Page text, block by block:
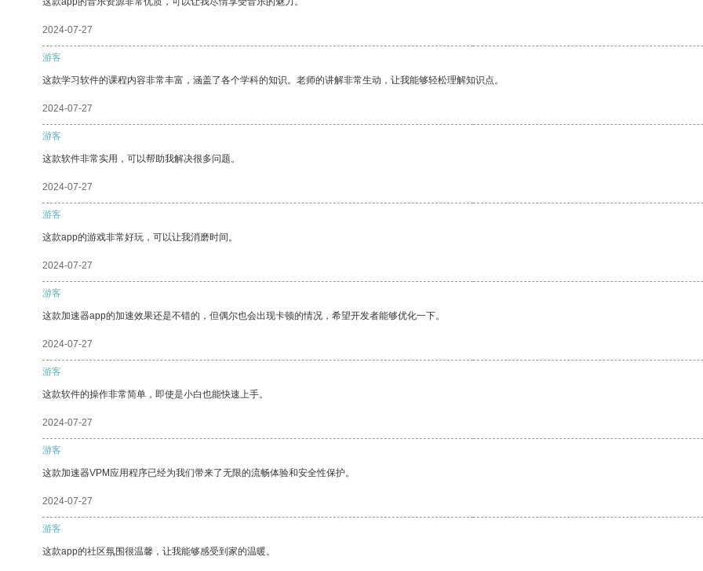
2024-07-27
游客
这款学习软件的课程内容非常丰富，涵盖了各个学科的知识。老师的讲解非常生动，让我能够轻松理解知识点。
2024-07-27
游客
这款软件非常实用，可以帮助我解决很多问题。
2024-07-27
游客
这款app的游戏非常好玩，可以让我消磨时间。
2024-07-27
游客
这款加速器app的加速效果还是不错的，但偶尔也会出现卡顿的情况，希望开发者能够优化一下。
2024-07-27
游客
这款软件的操作非常简单，即使是小白也能快速上手。
2024-07-27
游客
这款加速器VPM应用程序已经为我们带来了无限的流畅体验和安全性保护。
2024-07-27
游客
这款app的社区氛围很温馨，让我能够感受到家的温暖。